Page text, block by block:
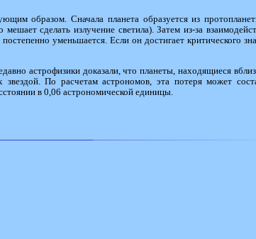
образом. Сначала планета образуется из
сделать излучение светила). Затем из-за
уменьшается. Если он достигает критического
астрофизики доказали, что планеты, находящиеся
По расчетам астрономов, эта потеря может
в 0,06 астрономической единицы.